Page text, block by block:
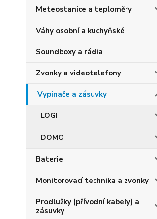
Meteostanice a teploměry
Váhy osobní a kuchyňské
Soundboxy a rádia
Zvonky a videotelefony
Vypínače a zásuvky
LOGI
DOMO
Baterie
Monitorovací technika a zvonky
Prodlužky (přívodní kabely) a
zásuvky